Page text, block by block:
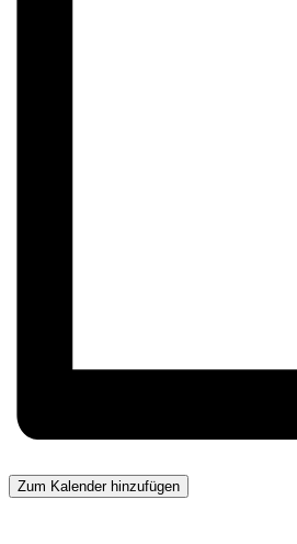
Zum Kalender hinzufügen